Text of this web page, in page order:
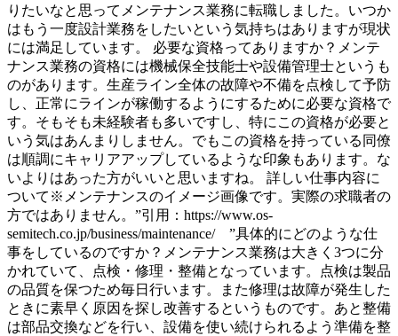
りたいなと思ってメンテナンス業務に転職しました。いつか
はもう一度設計業務をしたいという気持ちはありますが現状
には満足しています。 必要な資格ってありますか？メンテ
ナンス業務の資格には機械保全技能士や設備管理士というも
のがあります。生産ライン全体の故障や不備を点検して予防
し、正常にラインが稼働するようにするために必要な資格で
す。そもそも未経験者も多いですし、特にこの資格が必要と
いう気はあんまりしません。でもこの資格を持っている同僚
は順調にキャリアアップしているような印象もあります。な
いよりはあった方がいいと思いますね。 詳しい仕事内容に
ついて※メンテナンスのイメージ画像です。実際の求職者の
方ではありません。”引用：https://www.os-
semitech.co.jp/business/maintenance/ ”具体的にどのような仕
事をしているのですか？メンテナンス業務は大きく3つに分
かれていて、点検・修理・整備となっています。点検は製品
の品質を保つため毎日行います。また修理は故障が発生した
ときに素早く原因を探し改善するというものです。あと整備
は部品交換などを行い、設備を使い続けられるよう準備を整